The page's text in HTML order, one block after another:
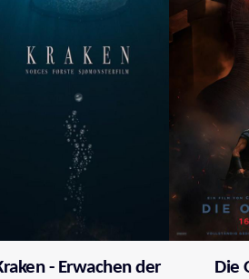
- Erwachen der
Die